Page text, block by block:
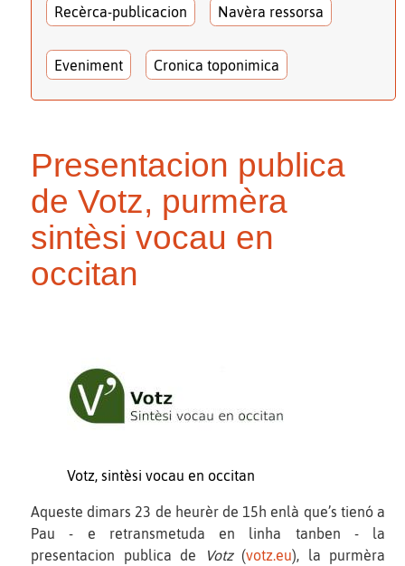
Recèrca-publicacion Navèra ressorsa
Eveniment Cronica toponimica
Presentacion publica
de Votz, purmèra
sintèsi vocau en
occitan
Votz, sintèsi vocau en occitan
Aqueste dimars 23 de heurèr de 15h enlà que’s tienó a
Pau - e retransmetuda en linha tanben - la
presentacion publica de
Votz(votz.eu), la purmèra